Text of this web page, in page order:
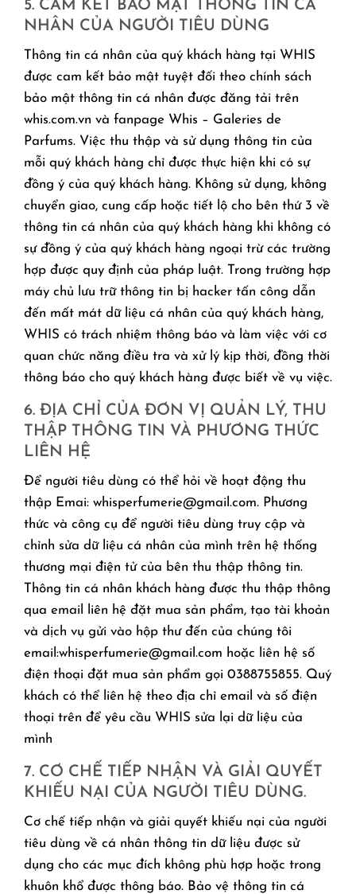
5. CAM KẾT BẢO MẬT THÔNG TIN CÁ
NHÂN CỦA NGƯỜI TIÊU DÙNG
Thông tin cá nhân của quý khách hàng tại WHIS
được cam kết bảo mật tuyệt đối theo chính sách
bảo mật thông tin cá nhân được đăng tải trên
whis.com.vn và fanpage Whis – Galeries de
Parfums. Việc thu thập và sử dụng thông tin của
mỗi quý khách hàng chỉ được thực hiện khi có sự
đồng ý của quý khách hàng. Không sử dụng, không
chuyển giao, cung cấp hoặc tiết lộ cho bên thứ 3 về
thông tin cá nhân của quý khách hàng khi không có
sự đồng ý của quý khách hàng ngoại trừ các trường
hợp được quy định của pháp luật. Trong trường hợp
máy chủ lưu trữ thông tin bị hacker tấn công dẫn
đến mất mát dữ liệu cá nhân của quý khách hàng,
WHIS có trách nhiệm thông báo và làm việc với cơ
quan chức năng điều tra và xử lý kịp thời, đồng thời
thông báo cho quý khách hàng được biết về vụ việc.
6. ĐỊA CHỈ CỦA ĐƠN VỊ QUẢN LÝ, THU
THẬP THÔNG TIN VÀ PHƯƠNG THỨC
LIÊN HỆ
Để người tiêu dùng có thể hỏi về hoạt động thu
thập Emai: whisperfumerie@gmail.com. Phương
thức và công cụ để người tiêu dùng truy cập và
chỉnh sửa dữ liệu cá nhân của mình trên hệ thống
thương mại điện tử của bên thu thập thông tin.
Thông tin cá nhân khách hàng được thu thập thông
qua email liên hệ đặt mua sản phẩm, tạo tài khoản
và dịch vụ gửi vào hộp thư đến của chúng tôi
email:whisperfumerie@gmail.com hoặc liên hệ số
điện thoại đặt mua sản phẩm gọi 0388755855. Quý
khách có thể liên hệ theo địa chỉ email và số điện
thoại trên để yêu cầu WHIS sửa lại dữ liệu của
mình
7. CƠ CHẾ TIẾP NHẬN VÀ GIẢI QUYẾT
KHIẾU NẠI CỦA NGƯỜI TIÊU DÙNG.
Cơ chế tiếp nhận và giải quyết khiếu nại của người
tiêu dùng về cá nhân thông tin dữ liệu được sử
dụng cho các mục đích không phù hợp hoặc trong
khuôn khổ được thông báo. Bảo vệ thông tin cá